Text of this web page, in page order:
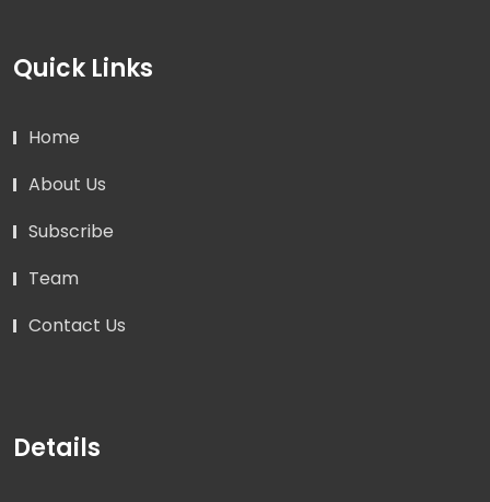
Quick Links
Home
About Us
Subscribe
Team
Contact Us
Details